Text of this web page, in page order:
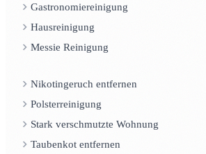
Gastronomiereinigung
Hausreinigung
Messie Reinigung
Nikotingeruch entfernen
Polsterreinigung
Stark verschmutzte Wohnung
Taubenkot entfernen